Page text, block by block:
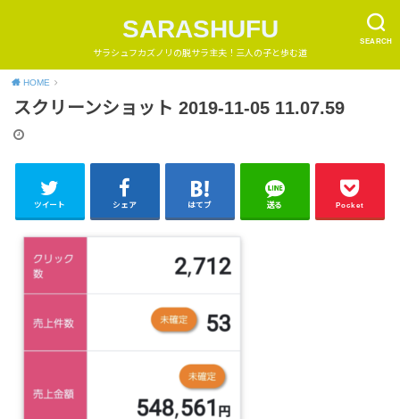
SEARCH
SARASHUFU
サラシュフカズノリの脱サラ主夫！三人の子と歩む道
HOME
スクリーンショット 2019-11-05 11.07.59
ツイート シェア はてブ 送る Pocket